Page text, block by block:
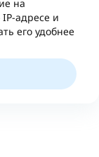
на
адресе и
его удобнее